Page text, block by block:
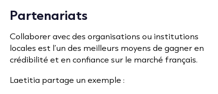
Partenariats
Collaborer avec des organisations ou institutions
locales est l’un des meilleurs moyens de gagner en
crédibilité et en confiance sur le marché français.
Laetitia partage un exemple :